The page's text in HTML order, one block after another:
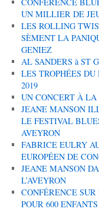
CONFÉRENCE
UN MILLIER DE
LES ROLLING
SÈMENT LA
GENIEZ
AL SANDERS à ST
LES TROPHÉES DU
2019
UN CONCERT À
JEANE MANSON
LE FESTIVAL
AVEYRON
FABRICE EULRY
EUROPÉEN DE
JEANE MANSON
L’AVEYRON
CONFÉRENCE
POUR 600 ENFANTS